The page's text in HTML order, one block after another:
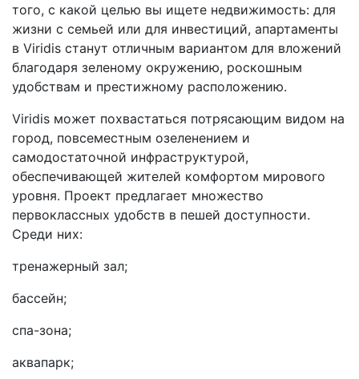
того, с какой целью вы ищете недвижимость: для
жизни с семьей или для инвестиций, апартаменты
в Viridis станут отличным вариантом для вложений
благодаря зеленому окружению, роскошным
удобствам и престижному расположению.
Viridis может похвастаться потрясающим видом на
город, повсеместным озеленением и
самодостаточной инфраструктурой,
обеспечивающей жителей комфортом мирового
уровня. Проект предлагает множество
первоклассных удобств в пешей доступности.
Среди них:
тренажерный зал;
бассейн;
спа-зона;
аквапарк;